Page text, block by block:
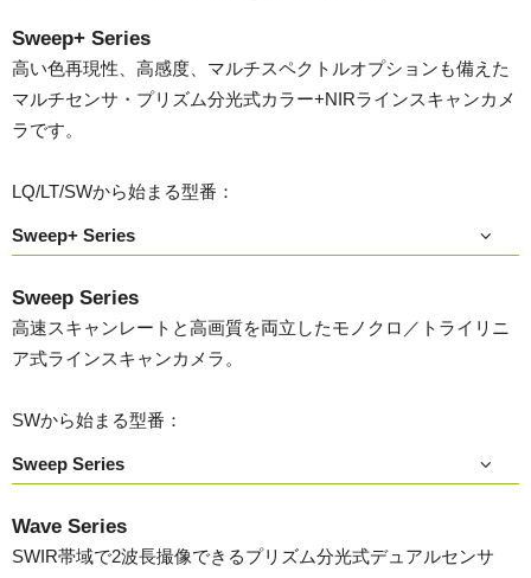
Sweep+ Series
高い色再現性、高感度、マルチスペクトルオプションも備えた
マルチセンサ・プリズム分光式カラー+NIRラインスキャンカメ
ラです。
LQ/LT/SWから始まる型番：
Sweep+ Series
Sweep Series
高速スキャンレートと高画質を両立したモノクロ／トライリニ
ア式ラインスキャンカメラ。
SWから始まる型番：
Sweep Series
Wave Series
SWIR帯域で2波長撮像できるプリズム分光式デュアルセンサ